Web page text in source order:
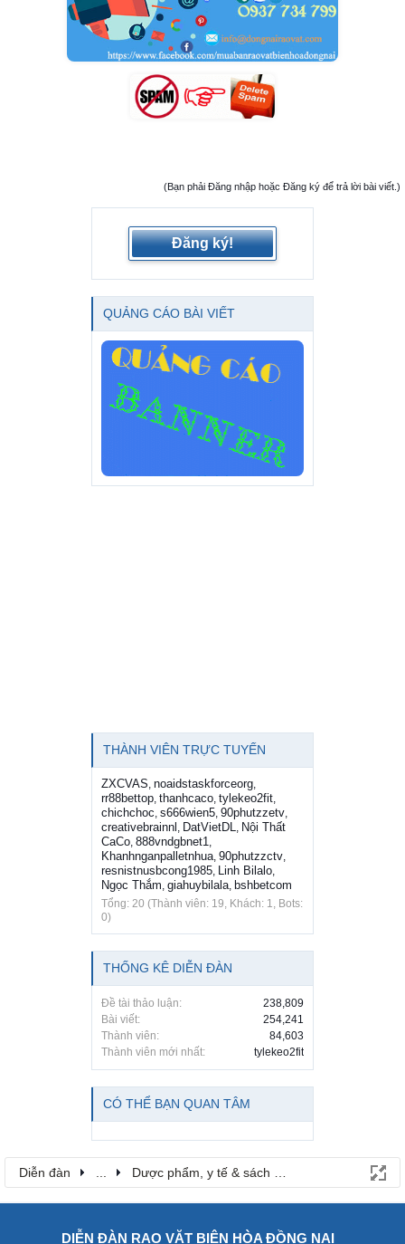
(Bạn phải Đăng nhập hoặc Đăng ký để trả lời bài viết.)
Đăng ký!
QUẢNG CÁO BÀI VIẾT
THÀNH VIÊN TRỰC TUYẾN
ZXCVAS noaidstaskforceorg
rr88bettop thanhcaco tylekeo2fit
chichchoc s666wien5 90phutzzetv
creativebrainnl DatVietDL
Nội Thất
CaCo 888vndgbnet1
Khanhnganpalletnhua 90phutzzctv
resnistnusbcong1985 Linh Bilalo
Ngọc Thắm giahuybilala bshbetcom
Tổng: 20 (Thành viên: 19, Khách: 1, Bots:
0)
THỐNG KÊ DIỄN ĐÀN
Đề tài thảo luận:
238,809
Bài viết:
254,241
Thành viên:
84,603
Thành viên mới nhất:
tylekeo2fit
CÓ THỂ BẠN QUAN TÂM
Diễn đàn Dược phẩm, y tế & sách báo
DIỄN ĐÀN RAO VẶT BIÊN HÒA ĐỒNG NAI